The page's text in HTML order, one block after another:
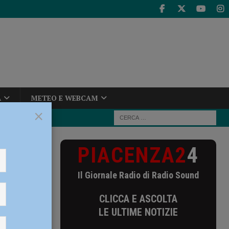
METEO E WEBCAM
PIACENZA24
Il Giornale Radio di Radio Sound
CLICCA E ASCOLTA
LE ULTIME NOTIZIE
×